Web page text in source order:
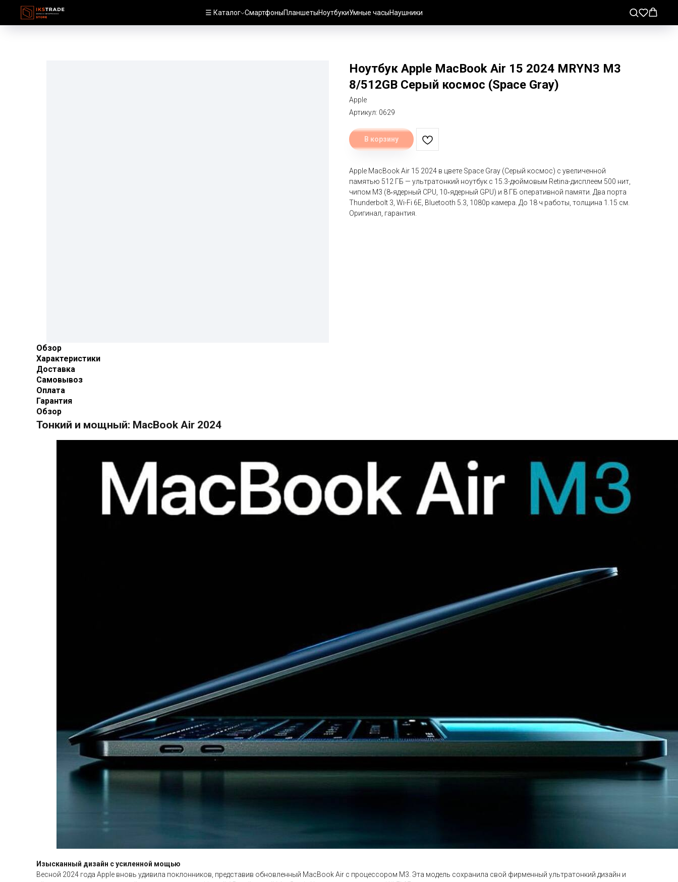
☰ Каталог СмартфоныПланшетыНоутбукиУмные часыНаушники
Ноутбук Apple MacBook Air 15 2024 MRYN3 M3
8/512GB Серый космос (Space Gray)
Apple
Артикул: 0629
В корзину
Apple MacBook Air 15 2024 в цвете Space Gray (Серый космос) с увеличенной
памятью 512 ГБ — ультратонкий ноутбук с 15.3-дюймовым Retina-дисплеем 500 нит,
чипом M3 (8‑ядерный CPU, 10‑ядерный GPU) и 8 ГБ оперативной памяти. Два порта
Thunderbolt 3, Wi-Fi 6E, Bluetooth 5.3, 1080p камера. До 18 ч работы, толщина 1.15 см.
Оригинал, гарантия.
Обзор
Характеристики
Доставка
Самовывоз
Оплата
Гарантия
Обзор
Тонкий и мощный: MacBook Air 2024
Изысканный дизайн с усиленной мощью
Весной 2024 года Apple вновь удивила поклонников, представив обновленный MacBook Air с процессором M3. Эта модель сохранила свой фирменный ультратонкий дизайн и